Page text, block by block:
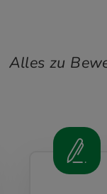
Alles zu